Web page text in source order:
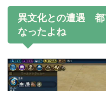
異文化との遭遇 都
なったよね